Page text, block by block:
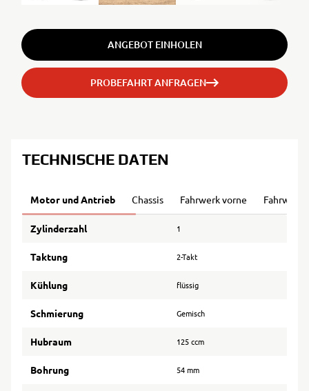
ANGEBOT EINHOLEN
PROBEFAHRT ANFRAGEN
TECHNISCHE DATEN
Motor und Antrieb Chassis Fahrwerk vorne Fahrwerk
Zylinderzahl 1
Taktung 2-Takt
Kühlung flüssig
Schmierung Gemisch
Hubraum 125 ccm
Bohrung 54 mm